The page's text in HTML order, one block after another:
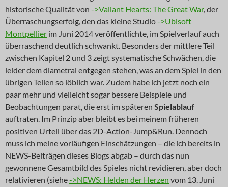
historische Qualität von ->Valiant Hearts: The Great War, der
Überraschungserfolg, den das kleine Studio->Ubisoft
Montpellier im Juni 2014 veröffentlichte, im Spielverlauf auch
überraschend deutlich schwankt. Besonders der mittlere Teil
zwischen Kapitel 2 und 3 zeigt systematische Schwächen, die
leider dem diametral entgegen stehen, was an dem Spiel in den
übrigen Teilen so löblich war. Zudem habe ich jetzt noch ein
paar mehr und vielleicht sogar bessere Beispiele und
Beobachtungen parat, die erst im späteren Spielablauf
auftraten. Im Prinzip aber bleibt es bei meinem früheren
positiven Urteil über das 2D-Action-Jump&Run. Dennoch
muss ich meine vorläufigen Einschätzungen – die ich bereits in
NEWS-Beiträgen dieses Blogs abgab – durch das nun
gewonnene Gesamtbild des Spieles nicht revidieren, aber doch
relativieren (siehe->NEWS: Helden der Herzen vom 13. Juni